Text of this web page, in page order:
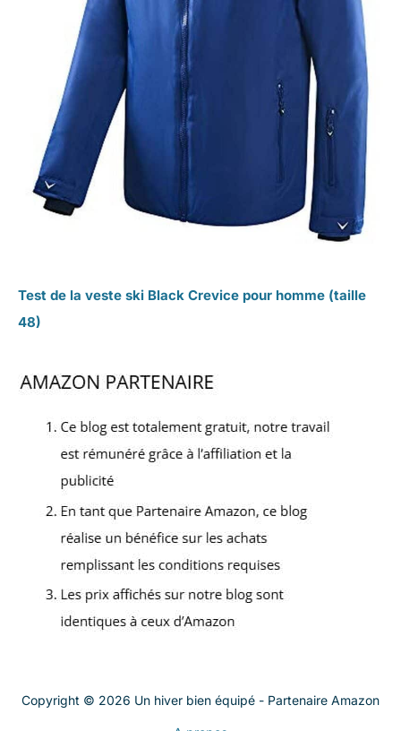
Test de la veste ski Black Crevice pour homme (taille
48)
Copyright © 2026 Un hiver bien équipé - Partenaire Amazon